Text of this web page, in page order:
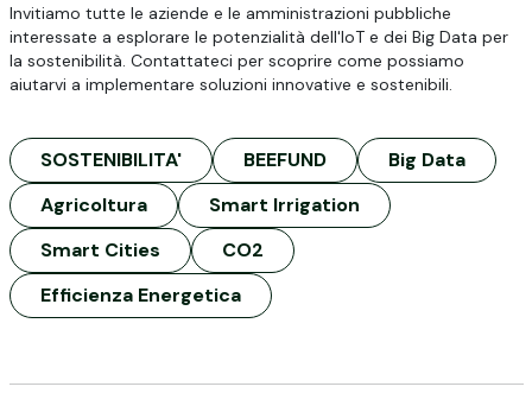
Invitiamo tutte le aziende e le amministrazioni pubbliche
interessate a esplorare le potenzialità dell'IoT e dei Big Data per
la sostenibilità. Contattateci per scoprire come possiamo
aiutarvi a implementare soluzioni innovative e sostenibili.
SOSTENIBILITA' BEEFUND
Big Data
Agricoltura
Smart Irrigation
Smart Cities
CO2
Efficienza Energetica